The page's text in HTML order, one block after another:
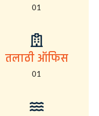
01
तलाठी ऑफिस
01